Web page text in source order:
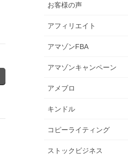
お客様の声
アフィリエイト
アマゾンFBA
アマゾンキャンペーン
アメブロ
キンドル
コピーライティング
ストックビジネス